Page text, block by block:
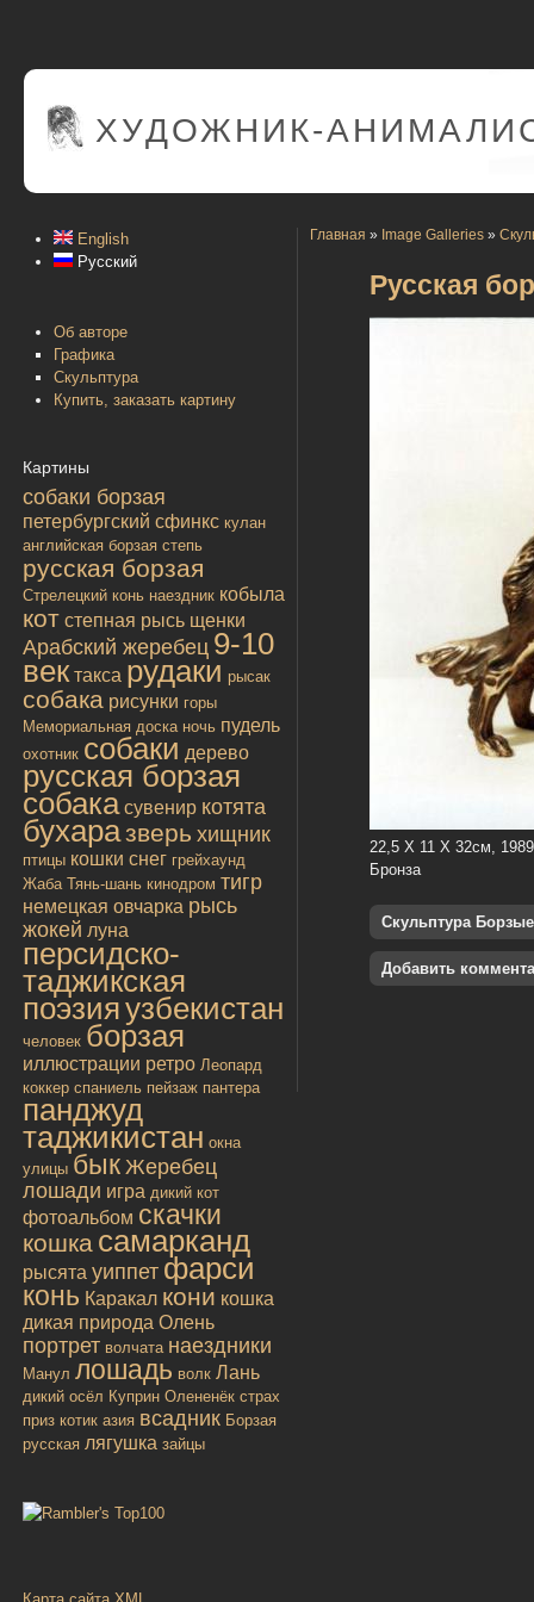
ХУДОЖНИК-
English
Русский
Об авторе
Графика
Скульптура
Купить, заказать картину
Картины
собаки борзая
петербургский сфинкс кулан
английская борзая степь
русская борзая
Стрелецкий конь наездник кобыла
кот степная рысь щенки
Арабский жеребец 9-10
век такса рудаки рысак
собака рисунки горы
Мемориальная доска ночь пудель
охотник собаки дерево
русская борзая
собака сувенир котята
бухаразверь хищник
птицы кошки снег грейхаунд
Жаба Тянь-шань кинодром тигр
немецкая овчарка рысь
жокей луна
персидско-
таджикская
поэзияузбекистан
человек борзая
иллюстрации ретро Леопард
коккер спаниель пейзаж пантера
панджуд
таджикистан окна
улицы бык Жеребец
лошади игра дикий кот
фотоальбом скачки
кошка самарканд
рысята уиппет фарси
конь Каракал кони кошка
дикая природа Олень
портрет волчата наездники
Манул лошадь волк Лань
дикий осёл Куприн Олененёк страх
приз котик азия всадник Борзая
русская лягушка зайцы
Главная » Image Galleries »
Русская
22,5 Х 11 Х 32см, 1989
Бронза
Скульптура Борзые
Добавить